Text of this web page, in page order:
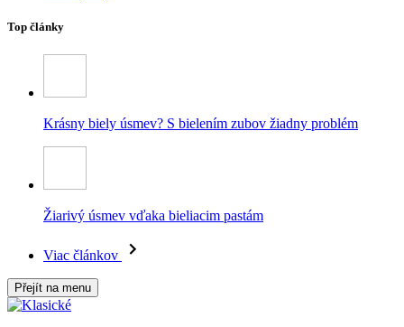
Top články
Krásny biely úsmev? S bielením zubov žiadny problém
Žiarivý úsmev vďaka bieliacim pastám
Viac článkov
Přejít na menu